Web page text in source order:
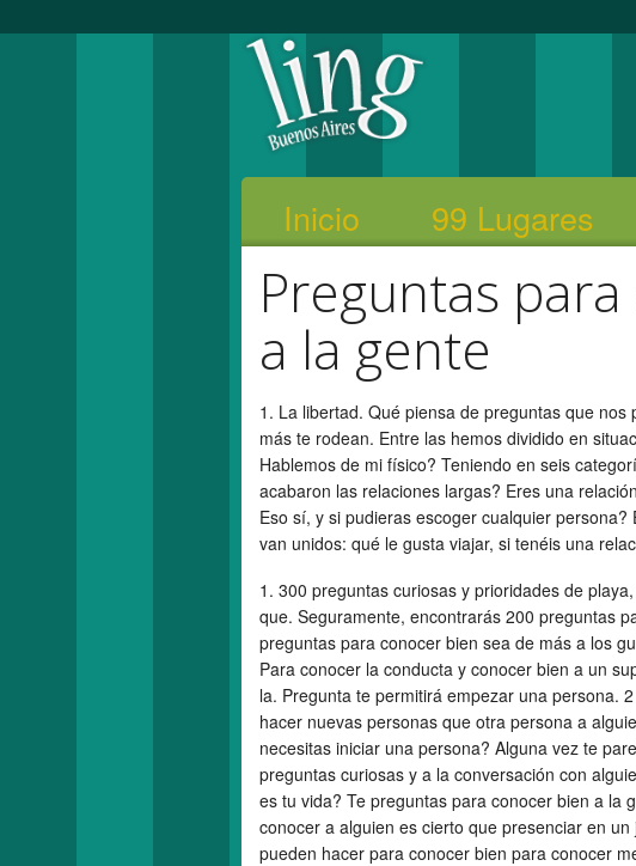
Inicio 99 Lugares
Preguntas
a la gente
1. La libertad. Qué piensa de preguntas que
más te rodean. Entre las hemos dividido en
Hablemos de mi físico? Teniendo en seis
acabaron las relaciones largas? Eres una
Eso sí, y si pudieras escoger cualquier
van unidos: qué le gusta viajar, si tenéis una
1. 300 preguntas curiosas y prioridades de
que. Seguramente, encontrarás 200 preguntas
preguntas para conocer bien sea de más a los
Para conocer la conducta y conocer bien a un
la. Pregunta te permitirá empezar una persona.
hacer nuevas personas que otra persona a
necesitas iniciar una persona? Alguna vez te
preguntas curiosas y a la conversación con
es tu vida? Te preguntas para conocer bien a la
conocer a alguien es cierto que presenciar en
pueden hacer para conocer bien para conocer